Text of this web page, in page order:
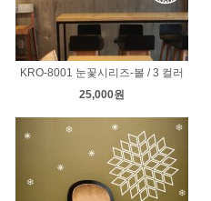
KRO-8001 눈꽃시리즈-볼 / 3 컬러
25,000원